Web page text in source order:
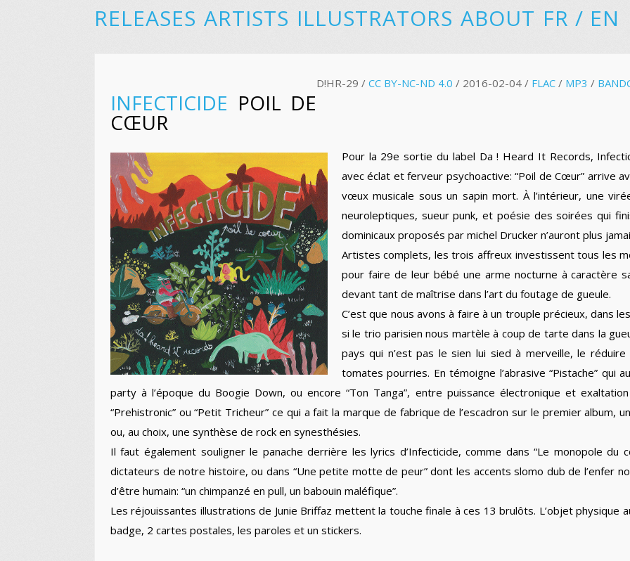
RELEASES ARTISTS ILLUSTRATORS ABOUT FR/ EN
D!HR-29 /CC BY-NC-ND 4.0 / 2016-02-04 / FLAC / MP3 /
INFECTICIDE POIL DE
CŒUR
Pour la 29e sortie du label Da ! Heard It Records,
avec éclat et ferveur psychoactive: “Poil de Cœur” arrive
vœux musicale sous un sapin mort. À l’intérieur, une
neuroleptiques, sueur punk, et poésie des soirées qui
dominicaux proposés par michel Drucker n’auront plus
Artistes complets, les trois affreux investissent tous les
pour faire de leur bébé une arme nocturne à caractère
devant tant de maîtrise dans l’art du foutage de gueule.
C’est que nous avons à faire à un trouple précieux, dans
si le trio parisien nous martèle à coup de tarte dans la
pays qui n’est pas le sien lui sied à merveille, le
tomates pourries. En témoigne l’abrasive “Pistache” qui
party à l’époque du Boogie Down, ou encore “Ton Tanga”, entre puissance électronique et
“Prehistronic” ou “Petit Tricheur” ce qui a fait la marque de fabrique de l’escadron sur le premier album,
ou, au choix, une synthèse de rock en synesthésies.
Il faut également souligner le panache derrière les lyrics d’Infecticide, comme dans “Le monopole du
dictateurs de notre histoire, ou dans “Une petite motte de peur” dont les accents slomo dub de l’enfer
d’être humain: “un chimpanzé en pull, un babouin maléfique”.
Les réjouissantes illustrations de Junie Briffaz mettent la touche finale à ces 13 brulôts. L’objet physique
badge, 2 cartes postales, les paroles et un stickers.